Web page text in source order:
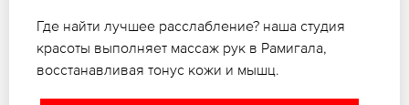
Где найти лучшее расслабление? наша студия
красоты выполняет массаж рук в Рамигала,
восстанавливая тонус кожи и мышц.